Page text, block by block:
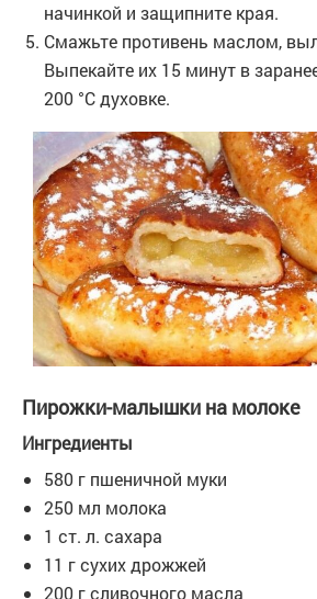
начинкой и защипните края.
Смажьте противень маслом,
Выпекайте их 15 минут в
200 °С духовке.
Пирожки-малышки на молоке
Ингредиенты
580 г пшеничной муки
250 мл молока
1 ст. л. сахара
11 г сухих дрожжей
200 г сливочного масла